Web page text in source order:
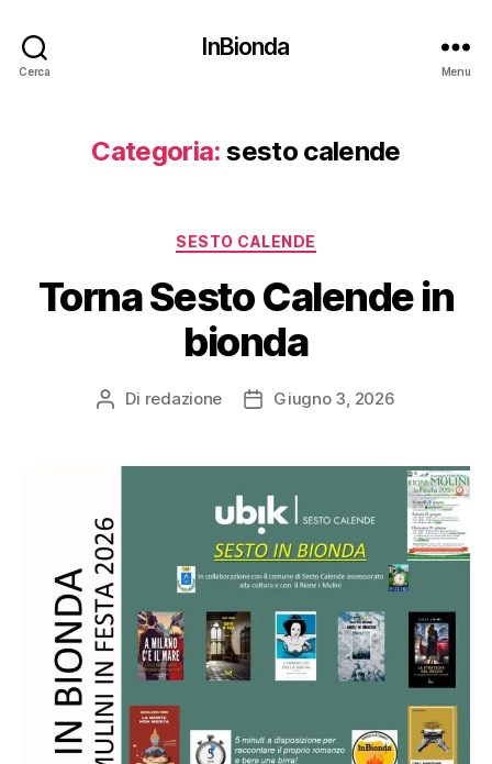
Cerca
InBionda
Menu
Categoria: sesto calende
Categorie
SESTO CALENDE
Torna Sesto Calende in
bionda
Autore
Di redazione
DataGiugno 3, 2026